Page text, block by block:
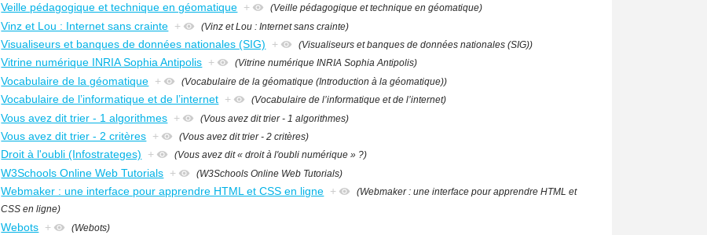
Veille pédagogique et technique en géomatique + (Veille pédagogique et technique en géomatique)
Vinz et Lou : Internet sans crainte + (Vinz et Lou : Internet sans crainte)
Visualiseurs et banques de données nationales (SIG) + (Visualiseurs et banques de données nationales (SIG))
Vitrine numérique INRIA Sophia Antipolis + (Vitrine numérique INRIA Sophia Antipolis)
Vocabulaire de la géomatique + (Vocabulaire de la géomatique (Introduction à la géomatique))
Vocabulaire de l’informatique et de l’internet + (Vocabulaire de l’informatique et de l’internet)
Vous avez dit trier - 1 algorithmes + (Vous avez dit trier - 1 algorithmes)
Vous avez dit trier - 2 critères + (Vous avez dit trier - 2 critères)
Droit à l'oubli (Infostrateges) + (Vous avez dit « droit à l'oubli numérique » ?)
W3Schools Online Web Tutorials + (W3Schools Online Web Tutorials)
Webmaker : une interface pour apprendre HTML et CSS en ligne +
(Webmaker : une interface pour apprendre HTML et
CSS en ligne)
Webots + (Webots)